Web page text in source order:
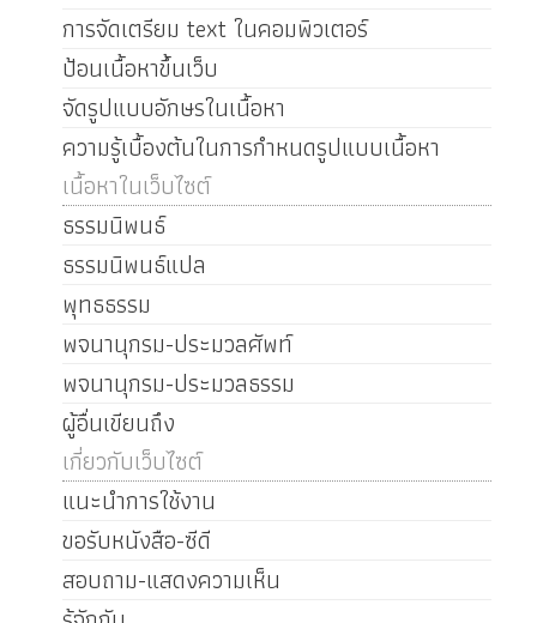
การจัดเตรียม text ในคอมพิวเตอร์
ป้อนเนื้อหาขึ้นเว็บ
จัดรูปแบบอักษรในเนื้อหา
ความรู้เบื้องต้นในการกำหนดรูปแบบเนื้อหา
เนื้อหาในเว็บไซต์
ธรรมนิพนธ์
ธรรมนิพนธ์แปล
พุทธธรรม
พจนานุกรม-ประมวลศัพท์
พจนานุกรม-ประมวลธรรม
ผู้อื่นเขียนถึง
เกี่ยวกับเว็บไซต์
แนะนำการใช้งาน
ขอรับหนังสือ-ซีดี
สอบถาม-แสดงความเห็น